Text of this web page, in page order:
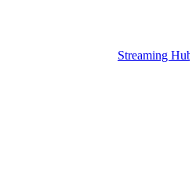
Streaming Hub